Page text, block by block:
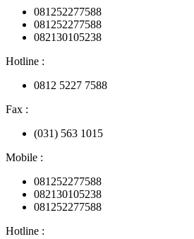
081252277588
081252277588
082130105238
Hotline :
0812 5227 7588
Fax :
(031) 563 1015
Mobile :
081252277588
082130105238
081252277588
Hotline :